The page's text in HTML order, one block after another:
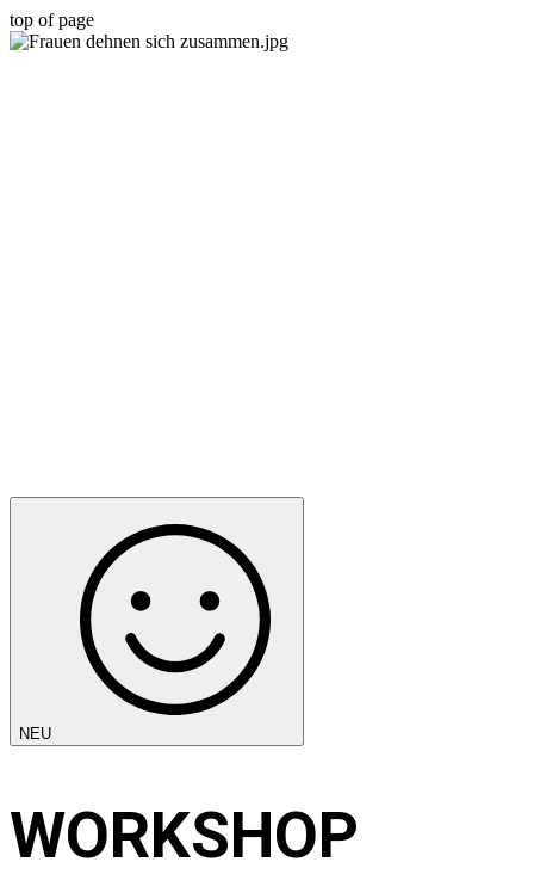
top of page
NEU
WORKSHOP